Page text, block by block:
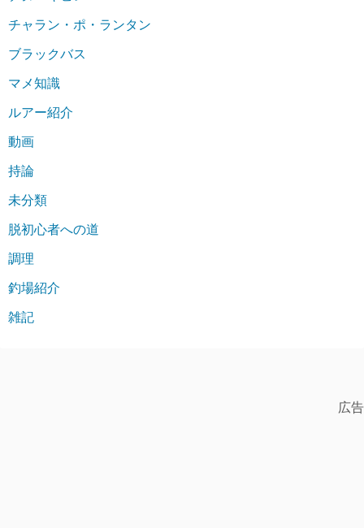
チャラン・ポ・ランタン
ブラックバス
マメ知識
ルアー紹介
動画
持論
未分類
脱初心者への道
調理
釣場紹介
雑記
広告